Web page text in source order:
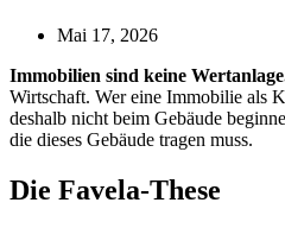
Mai 17, 2026
Immobilien sind keine
Wirtschaft. Wer eine Immobilie als
deshalb nicht beim Gebäude
die dieses Gebäude tragen muss.
Die Favela-These